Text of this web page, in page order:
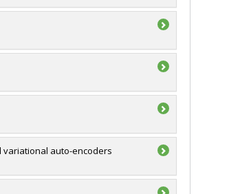
variational auto-encoders